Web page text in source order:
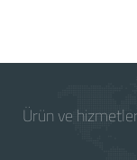
Ürün ve